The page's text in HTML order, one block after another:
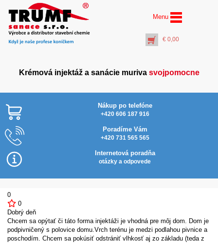
Menu
€ 0,00
Krémová injektáž a sanácie muriva svojpomocne
Nákup po telefóne
+420 606 187 916
Poradíme Vám
+420 731 565 565
Internetová poradňa
otázky a odpovede
0
0
Dobrý deň
Chcem sa opýtať či táto forma injektáži je vhodná pre môj dom. Dom je
podpivničený s polovice domu.Vrch terénu je medzi podlahou pivnice a
poschodím. Chcem sa pokúsiť odstrániť vlhkosť aj zo základu (teda z
HOBBY Prostrekovač
vrtov+rúrka 50 cm (k
aplikácii Inject
Activator)
€5,00